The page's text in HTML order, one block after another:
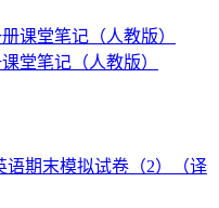
堂笔记（人教版）